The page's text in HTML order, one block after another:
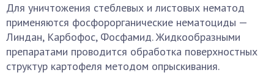
Для уничтожения стеблевых и листовых нематод
применяются фосфорорганические нематоциды —
Линдан, Карбофос, Фосфамид. Жидкообразными
препаратами проводится обработка поверхностных
структур картофеля методом опрыскивания.